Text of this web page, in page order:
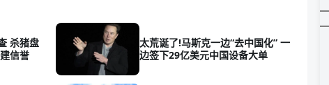
杀猪盘
信誉
太荒诞了!马斯克一边“去中国化” 一
边签下29亿美元中国设备大单